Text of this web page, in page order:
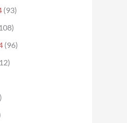
(93)
(96)